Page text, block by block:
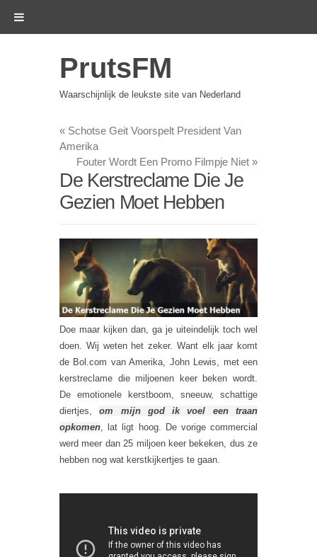
PrutsFM
Waarschijnlijk de leukste site van Nederland
« Schotse Geit Voorspelt President Van
Amerika
Fouter Wordt Een Promo Filmpje Niet »
De Kerstreclame Die Je
Gezien Moet Hebben
Doe maar kijken dan, ga je uiteindelijk toch wel
doen. Wij weten het zeker. Want elk jaar komt
de Bol.com van Amerika, John Lewis, met een
kerstreclame die miljoenen keer beken wordt.
De emotionele kerstboom, sneeuw, schattige
diertjes,om mijn god ik voel een traan
opkomen, lat ligt hoog. De vorige commercial
werd meer dan 25 miljoen keer bekeken, dus ze
hebben nog wat kerstkijkertjes te gaan.